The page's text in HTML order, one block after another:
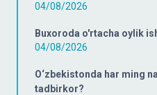
04/08/2026
Buxoroda o'rtacha oylik
04/08/2026
O‘zbekistonda har ming
tadbirkor?